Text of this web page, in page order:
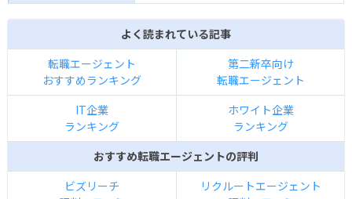
よく読まれている記事
転職エージェント
おすすめランキング
第二新卒向け
転職エージェント
IT企業
ランキング
ホワイト企業
ランキング
おすすめ転職エージェントの評判
ビズリーチ
リクルートエージェント